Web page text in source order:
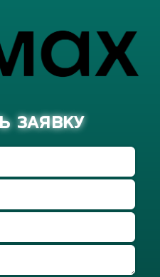
ЗАЯВКУ